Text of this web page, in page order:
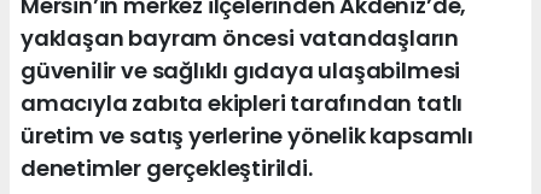
yaklaşan bayram öncesi vatandaşların
güvenilir ve sağlıklı gıdaya ulaşabilmesi
amacıyla zabıta ekipleri tarafından tatlı
üretim ve satış yerlerine yönelik kapsamlı
denetimler gerçekleştirildi.